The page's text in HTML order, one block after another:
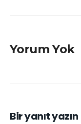
Yorum Yok
Bir yanıt yazın